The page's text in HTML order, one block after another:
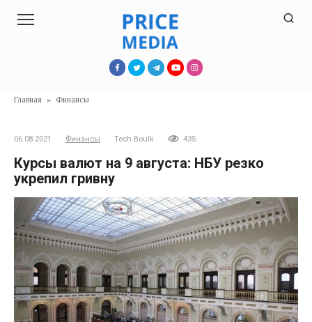
Главная » Финансы
06.08.2021 Финансы Tech Boulk 435
Курсы валют на 9 августа: НБУ резко
укрепил гривну